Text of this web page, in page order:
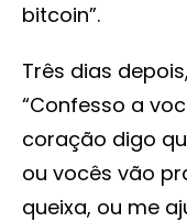
bitcoin”.
Três dias
“Confesso a
coração digo
ou vocês vão
queixa, ou me